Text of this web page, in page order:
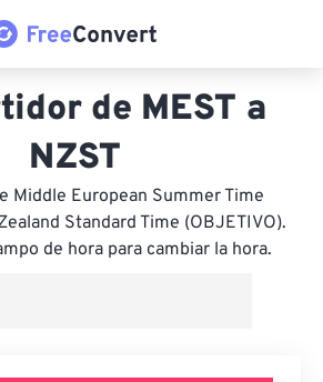
de MEST a
NZST
Middle European Summer Time
Standard Time (OBJETIVO).
de hora para cambiar la hora.